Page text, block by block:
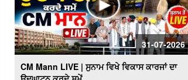
31-07-2026
CM Mann LIVE | ਸੁਨਾਮ ਵਿਖੇ ਵਿਕਾਸ ਕਾਰਜਾਂ ਦਾ